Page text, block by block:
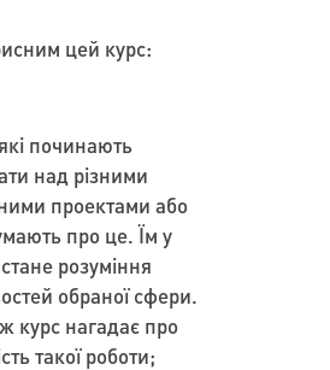
цей курс:
починають
над різними
проектами або
про це. Їм у
розуміння
обраної сфери.
курс нагадає про
такої роботи;